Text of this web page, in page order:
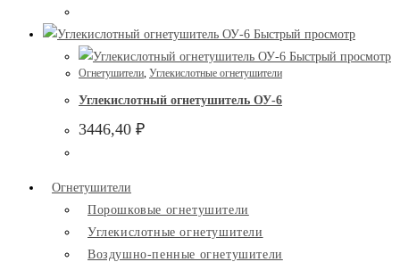
Быстрый просмотр
Быстрый просмотр
Огнетушители, Углекислотные огнетушители
Углекислотный огнетушитель ОУ-6
3446,40 ₽
Огнетушители
Порошковые огнетушители
Углекислотные огнетушители
Воздушно-пенные огнетушители